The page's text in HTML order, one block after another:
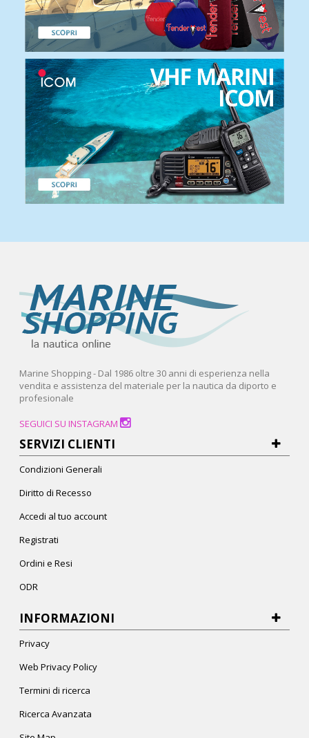
Marine Shopping - Dal 1986 oltre 30 anni di esperienza nella
vendita e assistenza del materiale per la nautica da diporto e
profesionale
SEGUICI SU INSTAGRAM
SERVIZI CLIENTI
Condizioni Generali
Diritto di Recesso
Accedi al tuo account
Registrati
Ordini e Resi
ODR
INFORMAZIONI
Privacy
Web Privacy Policy
Termini di ricerca
Ricerca Avanzata